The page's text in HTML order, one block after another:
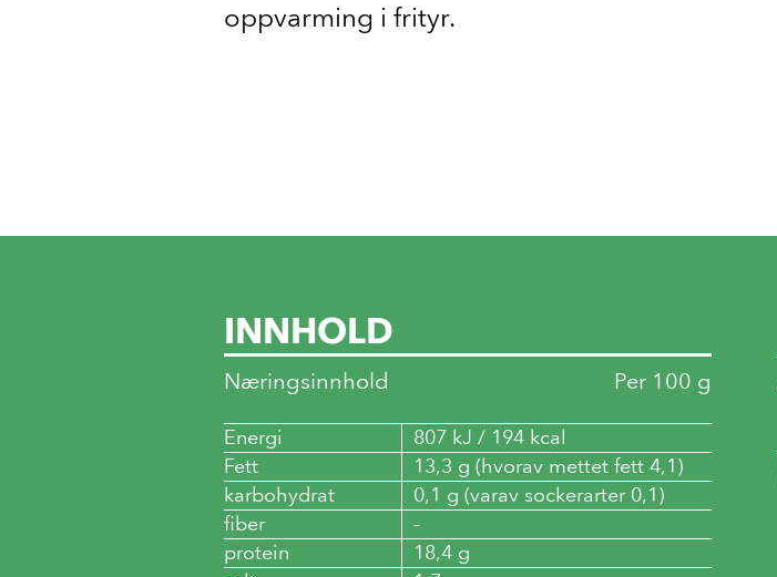
oppvarming i frityr.
INNHOLD
Næringsinnhold Per 100 g
Energi
807 kJ / 194 kcal
Fett
13,3 g (hvorav mettet fett 4,1)
karbohydrat
0,1 g (varav sockerarter 0,1)
fiber
-
protein
18,4 g